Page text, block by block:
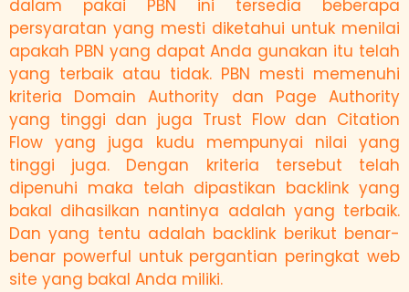
dalam pakai PBN ini tersedia beberapa
persyaratan yang mesti diketahui untuk menilai
apakah PBN yang dapat Anda gunakan itu telah
yang terbaik atau tidak. PBN mesti memenuhi
kriteria Domain Authority dan Page Authority
yang tinggi dan juga Trust Flow dan Citation
Flow yang juga kudu mempunyai nilai yang
tinggi juga. Dengan kriteria tersebut telah
dipenuhi maka telah dipastikan backlink yang
bakal dihasilkan nantinya adalah yang terbaik.
Dan yang tentu adalah backlink berikut benar-
benar powerful untuk pergantian peringkat web
site yang bakal Anda miliki.